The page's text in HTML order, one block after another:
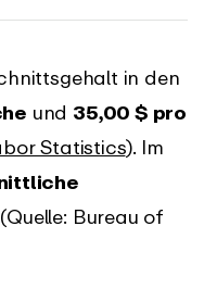
in den
und 35,00 $ pro
Statistics). Im
(Quelle: Bureau of